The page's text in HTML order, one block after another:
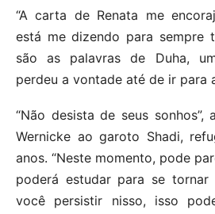
“A carta de Renata me
está me dizendo para sempre
são as palavras de Duha,
perdeu a vontade até de ir para
“Não desista de seus
Wernicke ao garoto Shadi,
anos. “Neste momento, pode
poderá estudar para se tornar
você persistir nisso, isso